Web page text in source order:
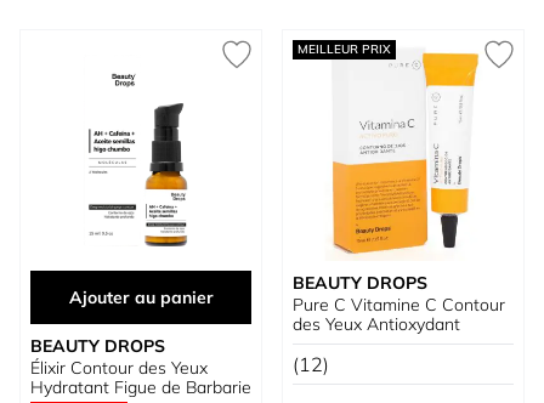
Ajouter au panier
BEAUTY DROPS
Élixir Contour des Yeux
Hydratant Figue de Barbarie
MEILLEUR PRIX
BEAUTY DROPS
Pure C Vitamine C Contour
des Yeux Antioxydant
(12)